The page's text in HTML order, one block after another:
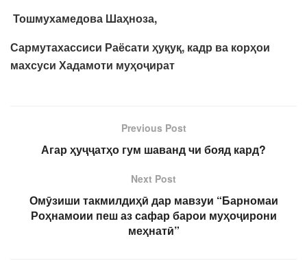
Тошмухамедова Шаҳноза,
Сармутахассиси Раёсати ҳуқуқ, кадр ва корҳои
махсуси Хадамоти муҳоҷират
Previous Post
Агар ҳуҷҷатҳо гум шаванд чи бояд кард?
Next Post
Омӯзиши такмилдиҳӣ дар мавзуи “Барномаи
Роҳнамоии пеш аз сафар барои муҳоҷирони
меҳнатӣ”